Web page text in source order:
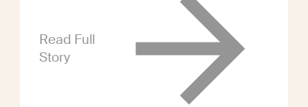
Read Full
Story